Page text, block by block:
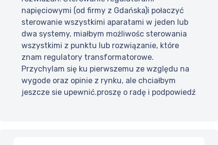
napięciowymi (od firmy z Gdańska)i połaczyć
sterowanie wszystkimi aparatami w jeden lub
dwa systemy, miałbym możliwośc sterowania
wszystkimi z punktu lub rozwiązanie, które
znam regulatory transformatorowe.
Przychylam się ku pierwszemu ze względu na
wygode oraz opinie z rynku, ale chciałbym
jeszcze sie upewnić.proszę o radę i podpowiedź